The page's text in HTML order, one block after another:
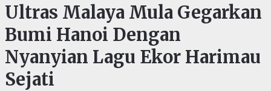
Ultras Malaya Mula Gegarkan
Bumi Hanoi Dengan
Nyanyian Lagu Ekor Harimau
Sejati